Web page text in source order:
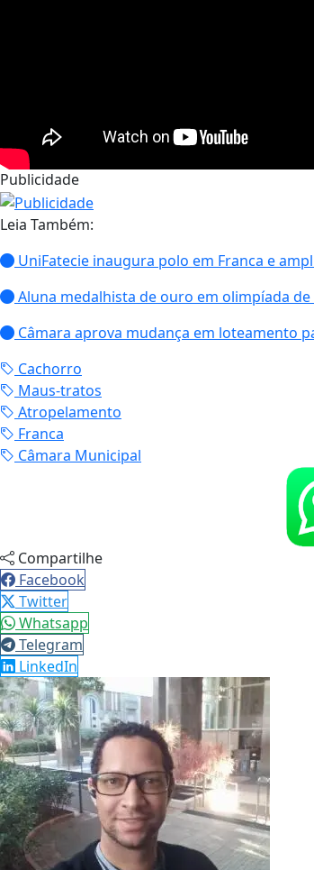
Publicidade
Leia Também:
UniFatecie inaugura polo em Franca e
Aluna medalhista de ouro em olimpíada
Câmara aprova mudança em loteamento
Cachorro
Maus-tratos
Atropelamento
Franca
Câmara Municipal
Compartilhe
Facebook
Twitter
Whatsapp
Telegram
LinkedIn